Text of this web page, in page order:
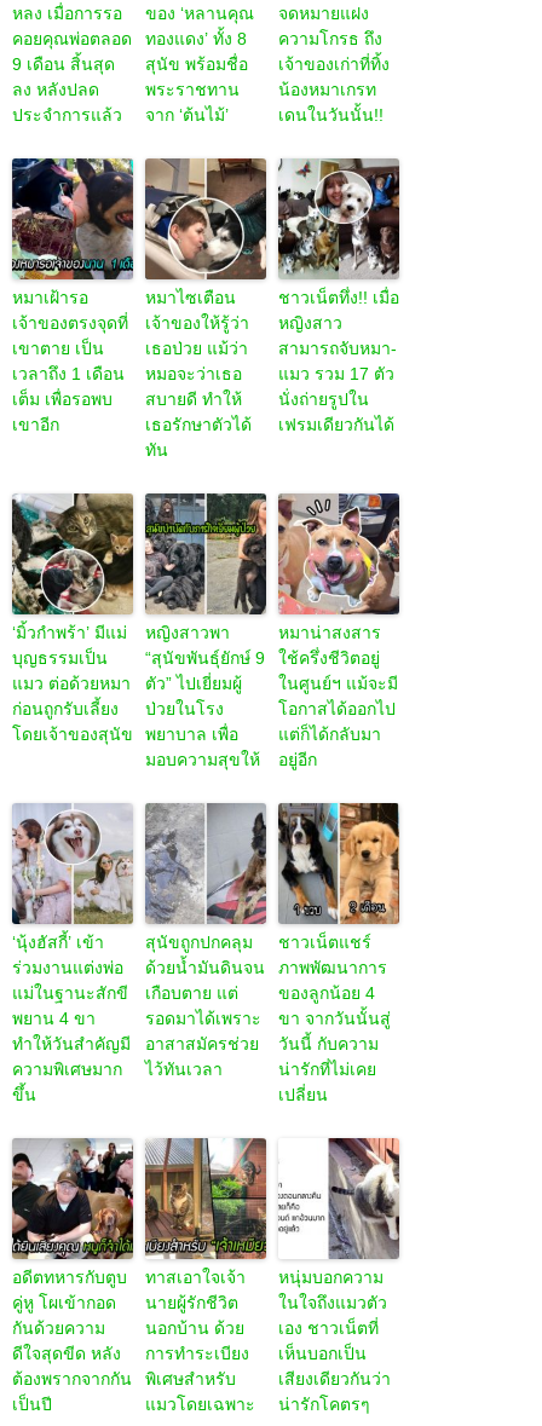
หลง เมื่อการรอ
คอยคุณพ่อตลอด
9 เดือน สิ้นสุด
ลง หลังปลด
ประจำการแล้ว
ของ ‘หลานคุณ
ทองแดง’ ทั้ง 8
สุนัข พร้อมชื่อ
พระราชทาน
จาก ‘ต้นไม้’
จดหมายแฝง
ความโกรธ ถึง
เจ้าของเก่าที่ทิ้ง
น้องหมาเกรท
เดนในวันนั้น!!
หมาเฝ้ารอ
เจ้าของตรงจุดที่
เขาตาย เป็น
เวลาถึง 1 เดือน
เต็ม เพื่อรอพบ
เขาอีก
หมาไซเตือน
เจ้าของให้รู้ว่า
เธอป่วย แม้ว่า
หมอจะว่าเธอ
สบายดี ทำให้
เธอรักษาตัวได้
ทัน
ชาวเน็ตทึ่ง!! เมื่อ
หญิงสาว
สามารถจับหมา-
แมว รวม 17 ตัว
นั่งถ่ายรูปใน
เฟรมเดียวกันได้
‘มิ้วกำพร้า’ มีแม่
บุญธรรมเป็น
แมว ต่อด้วยหมา
ก่อนถูกรับเลี้ยง
โดยเจ้าของสุนัข
หญิงสาวพา
“สุนัขพันธุ์ยักษ์ 9
ตัว” ไปเยี่ยมผู้
ป่วยในโรง
พยาบาล เพื่อ
มอบความสุขให้
หมาน่าสงสาร
ใช้ครึ่งชีวิตอยู่
ในศูนย์ฯ แม้จะมี
โอกาสได้ออกไป
แต่ก็ได้กลับมา
อยู่อีก
‘นุ้งฮัสกี้’ เข้า
ร่วมงานแต่งพ่อ
แม่ในฐานะสักขี
พยาน 4 ขา
ทำให้วันสำคัญมี
ความพิเศษมาก
ขึ้น
สุนัขถูกปกคลุม
ด้วยน้ำมันดินจน
เกือบตาย แต่
รอดมาได้เพราะ
อาสาสมัครช่วย
ไว้ทันเวลา
ชาวเน็ตแชร์
ภาพพัฒนาการ
ของลูกน้อย 4
ขา จากวันนั้นสู่
วันนี้ กับความ
น่ารักที่ไม่เคย
เปลี่ยน
อดีตทหารกับตูบ
คู่หู โผเข้ากอด
กันด้วยความ
ดีใจสุดขีด หลัง
ต้องพรากจากกัน
เป็นปี
ทาสเอาใจเจ้า
นายผู้รักชีวิต
นอกบ้าน ด้วย
การทำระเบียง
พิเศษสำหรับ
แมวโดยเฉพาะ
หนุ่มบอกความ
ในใจถึงแมวตัว
เอง ชาวเน็ตที่
เห็นบอกเป็น
เสียงเดียวกันว่า
น่ารักโคตรๆ